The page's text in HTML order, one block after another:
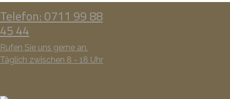
Telefon: 0711 99 88
45 44
Rufen Sie uns gerne an.
Täglich zwischen 8 - 18 Uhr